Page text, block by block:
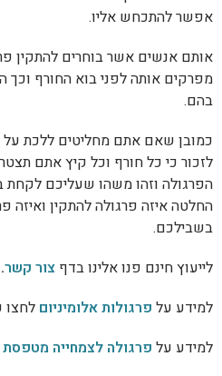
אפשר להתכחש אליו.
אותם אנשים אשר בוחרים להתקין
מפרקים אותה לפני בוא החורף
בהם.
כמובן שאם אתם מחליטים ללכת על
לזכור כי כל חורף וכל קיץ אתם
הפרגולה וזהו משהו שעליכם
החלטה איזה פרגולה להתקין ואיזה
בשבילכם.
לייעוץ חינם פנו אלינו בדף צור קשר.
למידע על פרגולות אלומיניום לחצו
למידע על פרגולה לצמחייה מטפסת